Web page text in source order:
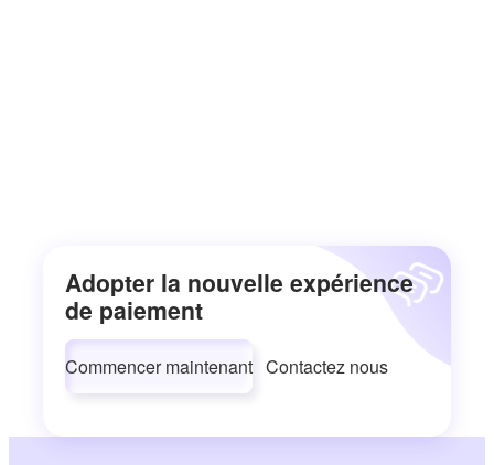
Adopter la nouvelle expérience
de paiement
Commencer maintenant Contactez nous